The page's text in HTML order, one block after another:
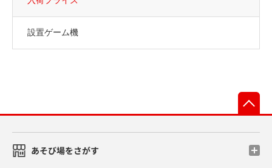
設置ゲーム機
あそび場をさがす